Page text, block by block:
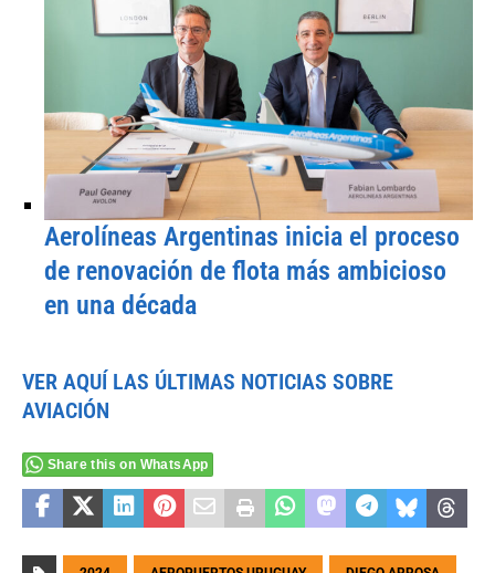
Aerolíneas Argentinas inicia el proceso
de renovación de flota más ambicioso
en una década
VER AQUÍ LAS ÚLTIMAS NOTICIAS SOBRE
AVIACIÓN
Share this on WhatsApp